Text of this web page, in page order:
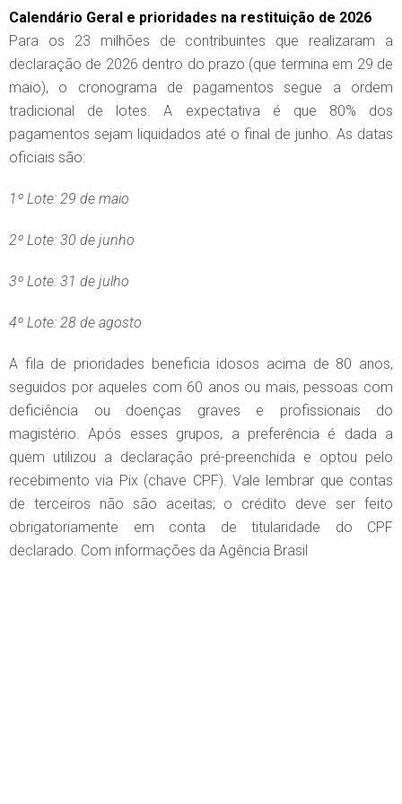
Calendário Geral e prioridades na restituição de 2026
Para os 23 milhões de contribuintes que realizaram a
declaração de 2026 dentro do prazo (que termina em 29 de
maio), o cronograma de pagamentos segue a ordem
tradicional de lotes. A expectativa é que 80% dos
pagamentos sejam liquidados até o final de junho. As datas
oficiais são:
1º Lote: 29 de maio
2º Lote: 30 de junho
3º Lote: 31 de julho
4º Lote: 28 de agosto
A fila de prioridades beneficia idosos acima de 80 anos,
seguidos por aqueles com 60 anos ou mais, pessoas com
deficiência ou doenças graves e profissionais do
magistério. Após esses grupos, a preferência é dada a
quem utilizou a declaração pré-preenchida e optou pelo
recebimento via Pix (chave CPF). Vale lembrar que contas
de terceiros não são aceitas; o crédito deve ser feito
obrigatoriamente em conta de titularidade do CPF
declarado. Com informações da Agência Brasil